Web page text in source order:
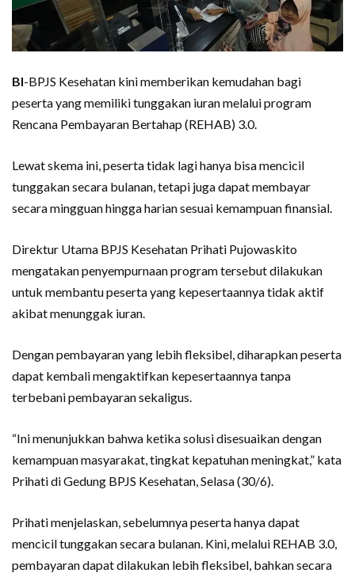
BI-BPJS Kesehatan kini memberikan kemudahan bagi
peserta yang memiliki tunggakan iuran melalui program
Rencana Pembayaran Bertahap (REHAB) 3.0.
Lewat skema ini, peserta tidak lagi hanya bisa mencicil
tunggakan secara bulanan, tetapi juga dapat membayar
secara mingguan hingga harian sesuai kemampuan finansial.
Direktur Utama BPJS Kesehatan Prihati Pujowaskito
mengatakan penyempurnaan program tersebut dilakukan
untuk membantu peserta yang kepesertaannya tidak aktif
akibat menunggak iuran.
Dengan pembayaran yang lebih fleksibel, diharapkan peserta
dapat kembali mengaktifkan kepesertaannya tanpa
terbebani pembayaran sekaligus.
“Ini menunjukkan bahwa ketika solusi disesuaikan dengan
kemampuan masyarakat, tingkat kepatuhan meningkat,” kata
Prihati di Gedung BPJS Kesehatan, Selasa (30/6).
Prihati menjelaskan, sebelumnya peserta hanya dapat
mencicil tunggakan secara bulanan. Kini, melalui REHAB 3.0,
pembayaran dapat dilakukan lebih fleksibel, bahkan secara